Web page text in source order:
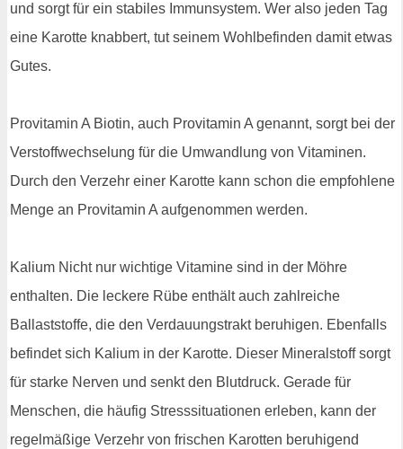
und sorgt für ein stabiles Immunsystem. Wer also jeden Tag
eine Karotte knabbert, tut seinem Wohlbefinden damit etwas
Gutes.
Provitamin A Biotin, auch Provitamin A genannt, sorgt bei der
Verstoffwechselung für die Umwandlung von Vitaminen.
Durch den Verzehr einer Karotte kann schon die empfohlene
Menge an Provitamin A aufgenommen werden.
Kalium Nicht nur wichtige Vitamine sind in der Möhre
enthalten. Die leckere Rübe enthält auch zahlreiche
Ballaststoffe, die den Verdauungstrakt beruhigen. Ebenfalls
befindet sich Kalium in der Karotte. Dieser Mineralstoff sorgt
für starke Nerven und senkt den Blutdruck. Gerade für
Menschen, die häufig Stresssituationen erleben, kann der
regelmäßige Verzehr von frischen Karotten beruhigend